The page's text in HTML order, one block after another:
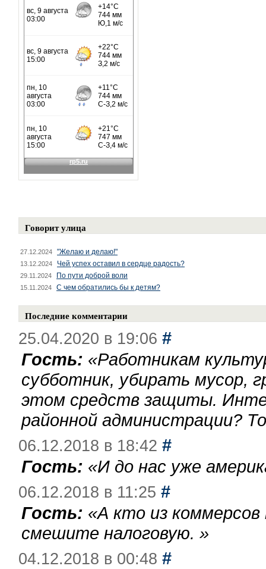
Говорит улица
27.12.2024 "Желаю и делаю!"
13.12.2024 Чей успех оставил в сердце радость?
29.11.2024 По пути доброй воли
15.11.2024 С чем обратились бы к детям?
Последние комментарии
25.04.2020 в 19:06 #
Гость: «Работникам
субботник, убирать мусор,
этом средств защиты.
районной администрации?
06.12.2018 в 18:42 #
Гость: «И до нас уже
06.12.2018 в 11:25 #
Гость: «А кто из
смешите налоговую. »
04.12.2018 в 00:48 #